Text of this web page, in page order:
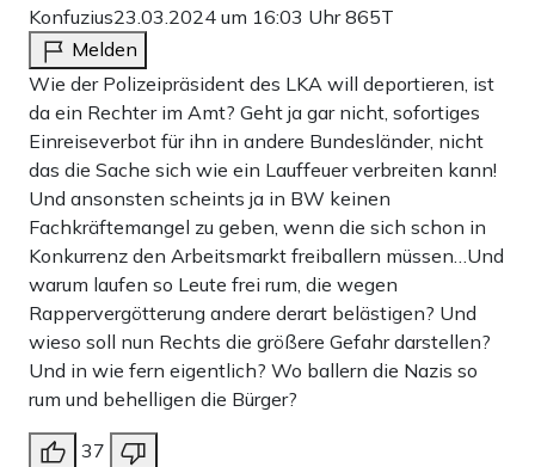
Konfuzius23.03.2024 um 16:03 Uhr865T
Melden
Wie der Polizeipräsident des LKA will deportieren, ist
da ein Rechter im Amt? Geht ja gar nicht, sofortiges
Einreiseverbot für ihn in andere Bundesländer, nicht
das die Sache sich wie ein Lauffeuer verbreiten kann!
Und ansonsten scheints ja in BW keinen
Fachkräftemangel zu geben, wenn die sich schon in
Konkurrenz den Arbeitsmarkt freiballern müssen…Und
warum laufen so Leute frei rum, die wegen
Rappervergötterung andere derart belästigen? Und
wieso soll nun Rechts die größere Gefahr darstellen?
Und in wie fern eigentlich? Wo ballern die Nazis so
rum und behelligen die Bürger?
37